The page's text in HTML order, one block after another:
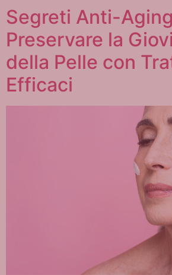
Segreti Anti-
Preservare la
della Pelle con
Efficaci